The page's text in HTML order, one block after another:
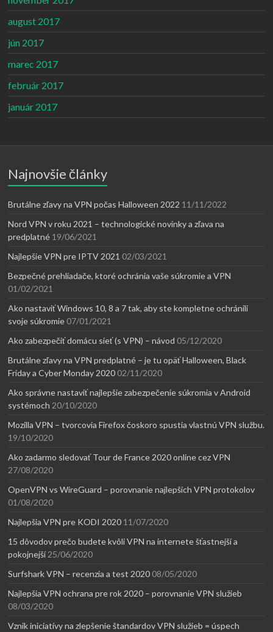
august 2017
jún 2017
marec 2017
február 2017
január 2017
Najnovšie články
Brutálne zľavy na VPN počas Halloween 2022 11/11/2022
Nord VPN v roku 2021 – technologické novinky a zľava na
predplatné 19/06/2021
Najlepšie VPN pre IPTV 2021 02/03/2021
Bezpečné prehliadače, ktoré ochránia vaše súkromie a VPN
01/02/2021
Ako nastaviť Windows 10, 8 a 7 tak, aby ste kompletne ochránili
svoje súkromie 07/01/2021
Ako zabezpečiť domácu sieť (s VPN) – návod 05/12/2020
Brutálne zľavy na VPN predplatné – je tu opäť Halloween, Black
Friday a Cyber Monday 2020 02/11/2020
Ako správne nastaviť najlepšie zabezpečenie súkromia v Android
systémoch 20/10/2020
Mozilla VPN – tvorcovia Firefox čoskoro spustia vlastnú VPN službu.
19/10/2020
Ako zadarmo sledovať Tour de France 2020 online cez VPN
27/08/2020
OpenVPN vs WireGuard – porovnanie najlepších VPN protokolov
01/08/2020
Najlepšia VPN pre KODI 2020 11/07/2020
15 dôvodov prečo budete kvôli VPN na internete šťastnejší a
pokojnejší 25/06/2020
Surfshark VPN – recenzia a test 2020 08/05/2020
Najlepšia VPN ochrana pre rok 2020 – porovnanie VPN služieb
08/03/2020
Vznik iniciatívy na zlepšenie štandardov VPN služieb = úspech